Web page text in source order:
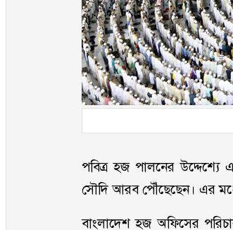
পবিত্র হজ পালনের উদ্দেশ্যে
সৌদি আরব পৌঁছেছেন। এর
বাংলাদেশ হজ অফিসের